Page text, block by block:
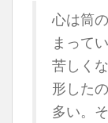
心は筒
まって
苦しく
形した
多い。